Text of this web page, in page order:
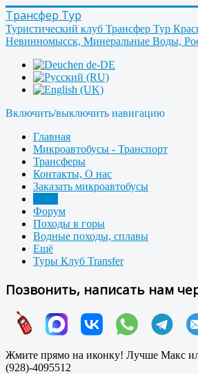
Трансфер Тур
Туристический клуб Трансфер Тур
Невинномысск, Минеральные Воды,
Включить/выключить навигацию
Главная
Микроавтобусы - Транспорт
Трансферы
Контакты, О нас
Заказать микроавтобусы
Форум
Походы в горы
Водные походы, сплавы
Ещё
Туры Клуб Transfer
Позвонить, написать нам
Жмите прямо на иконку! Лучше Макс
(928)-4095512